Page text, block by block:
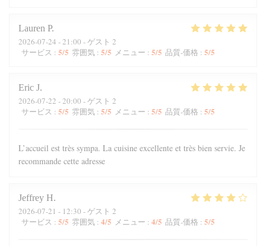
Lauren P
2026-07-24 - 21:00 - ゲスト 2
サービス : 5/5 雰囲気 : 5/5 メニュー : 5/5 品質-価格 : 5/5
Eric J
2026-07-22 - 20:00 - ゲスト 2
サービス : 5/5 雰囲気 : 5/5 メニュー : 5/5 品質-価格 : 5/5
L’accueil est très sympa. La cuisine excellente et très bien servie. Je
recommande cette adresse
Jeffrey H
2026-07-21 - 12:30 - ゲスト 2
サービス : 5/5 雰囲気 : 4/5 メニュー : 4/5 品質-価格 : 5/5